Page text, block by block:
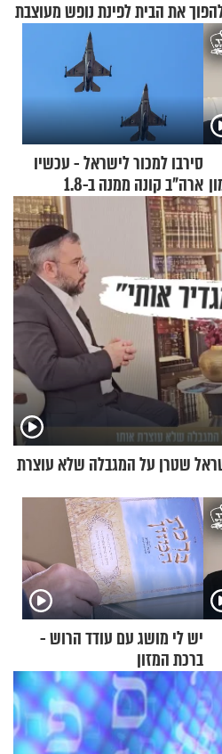
סירבו למכור לישראל - עכשיו
ארה"ב קונה ממנה ב-1.8
מיליארד דולר
שטרן על המגבלה שלא עוצרת
יש לי מושג עם עודד הרוש -
ברכת המזון